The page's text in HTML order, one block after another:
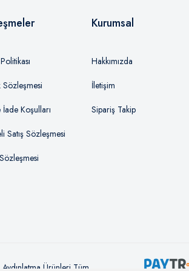
İade Koşulları
Satış Sözleşmesi
Kurumsal
Hakkımızda
İletişim
Sipariş Takip
Ürünleri Tüm